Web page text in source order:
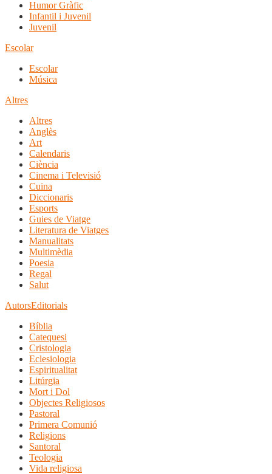
Humor Gràfic
Infantil i Juvenil
Juvenil
Escolar
Escolar
Música
Altres
Altres
Anglès
Art
Calendaris
Ciència
Cinema i Televisió
Cuina
Diccionaris
Esports
Guies de Viatge
Literatura de Viatges
Manualitats
Multimèdia
Poesia
Regal
Salut
AutorsEditorials
Bíblia
Catequesi
Cristologia
Eclesiologia
Espiritualitat
Litúrgia
Mort i Dol
Objectes Religiosos
Pastoral
Primera Comunió
Religions
Santoral
Teologia
Vida religiosa